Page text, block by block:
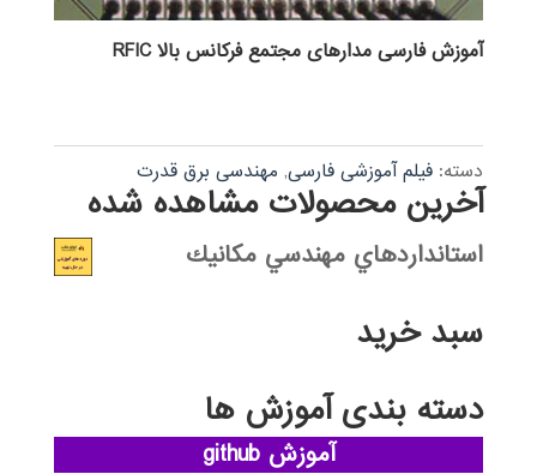
آموزش فارسی مدارهای مجتمع فرکانس بالا RFIC
دسته: فیلم آموزشی فارسی, مهندسی برق قدرت
آخرین محصولات مشاهده شده
استانداردهاي مهندسي مكانيك
سبد خرید
دسته بندی آموزش ها
آموزش github